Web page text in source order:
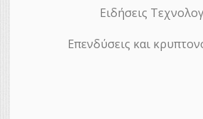
Ειδήσεις
Επενδύσεις και